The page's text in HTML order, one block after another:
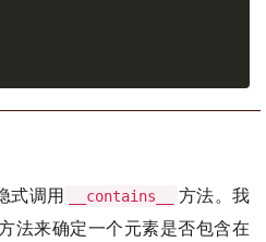
式调用 __contains__
方法。我
法来确定一个元素是否包含在